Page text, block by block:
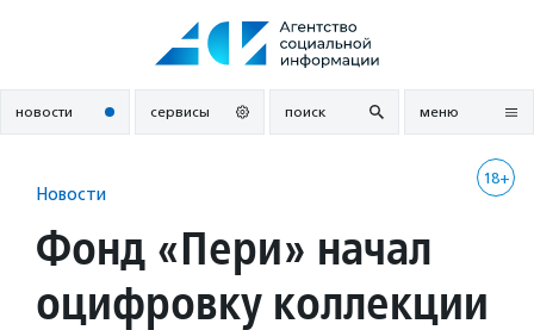
новости сервисы поиск меню
18+
Новости
Фонд «Пери» начал
оцифровку коллекции